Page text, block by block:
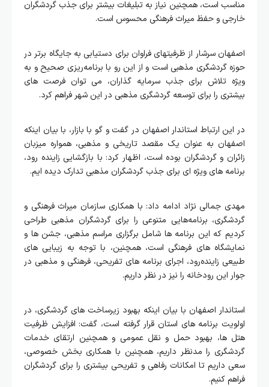
مناسب است، همچنین نیاز به تبلیغات بیشتر برای جذب گردشگران
خارجی و حفظ میراث فرهنگی محسوس است.
اصفهان سرشار از ظرفیتهای فراوان برای دستیابی به جایگاه برتر در
حوزه گردشگری مذهبی است و از این رو با برنامه‌ریزی صحیح و به
ویژه تلاش برای جذب سرمایه گذاران، می‌ توان فرصت‌ های
بیشتری را برای توسعه گردشگری مذهبی در این شهر فراهم کرد.
در این ارتباط استاندار اصفهان در گفت و گو با بازار، با بیان اینکه
اصفهان به عنوان یک مقصد تاریخی و مذهبی، همواره میزبان
زائران و گردشگران بوده است، اظهار کرد: با بازگشایی زاینده‌ رود،
برنامه‌ های ویژه‌ ای برای جذب گردشگران مذهبی تدارک دیده ایم.
مهدی جمالی نژاد ادامه داد: با همکاری سازمان میراث فرهنگی و
گردشگری، برنامه‌هایی متنوعی را برای گردشگران مذهبی طراحی
کردیم که این برنامه‌ ها شامل برگزاری مراسم مذهبی، جشن‌ ها و
نمایشگاه‌ های فرهنگی است، همچنین، با توجه به زیبایی‌ های
طبیعی زاینده‌رود، اجرای برنامه های تفریحی، فرهنگی و مذهبی در
جوار این رودخانه را نیز در نظر داریم.
استاندار اصفهان با بیان اینکه بهبود زیرساخت‌ های گردشگری، در
اولویت برنامه های استان قرار گرفته است، گفت: افزایش ظرفیت
هتل‌ ها، بهبود حمل و نقل عمومی و همچنین ارتقای خدمات
گردشگری را مدنظر داریم، همچنین با همکاری بخش خصوصی،
سعی داریم تا امکانات رفاهی و تفریحی بیشتری را برای گردشگران
فراهم کنیم.